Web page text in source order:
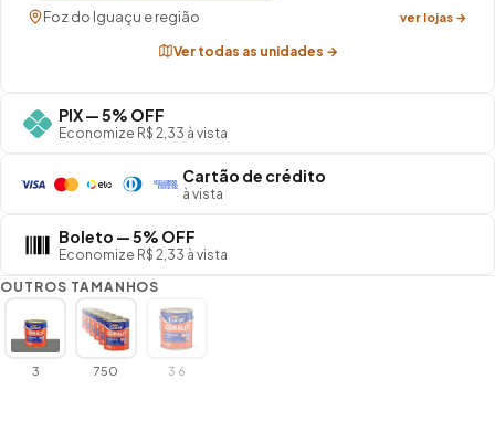
Foz do Iguaçu e região ver lojas →
Ver todas as unidades →
PIX — 5% OFF
Economize R$ 2,33 à vista
Cartão de crédito
à vista
Boleto — 5% OFF
Economize R$ 2,33 à vista
OUTROS TAMANHOS
3 750 3 6